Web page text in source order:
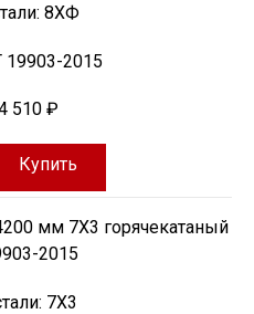
8ХФ
19903-2015
510 ₽
Купить
мм 7Х3 горячекатаный
2015
7Х3